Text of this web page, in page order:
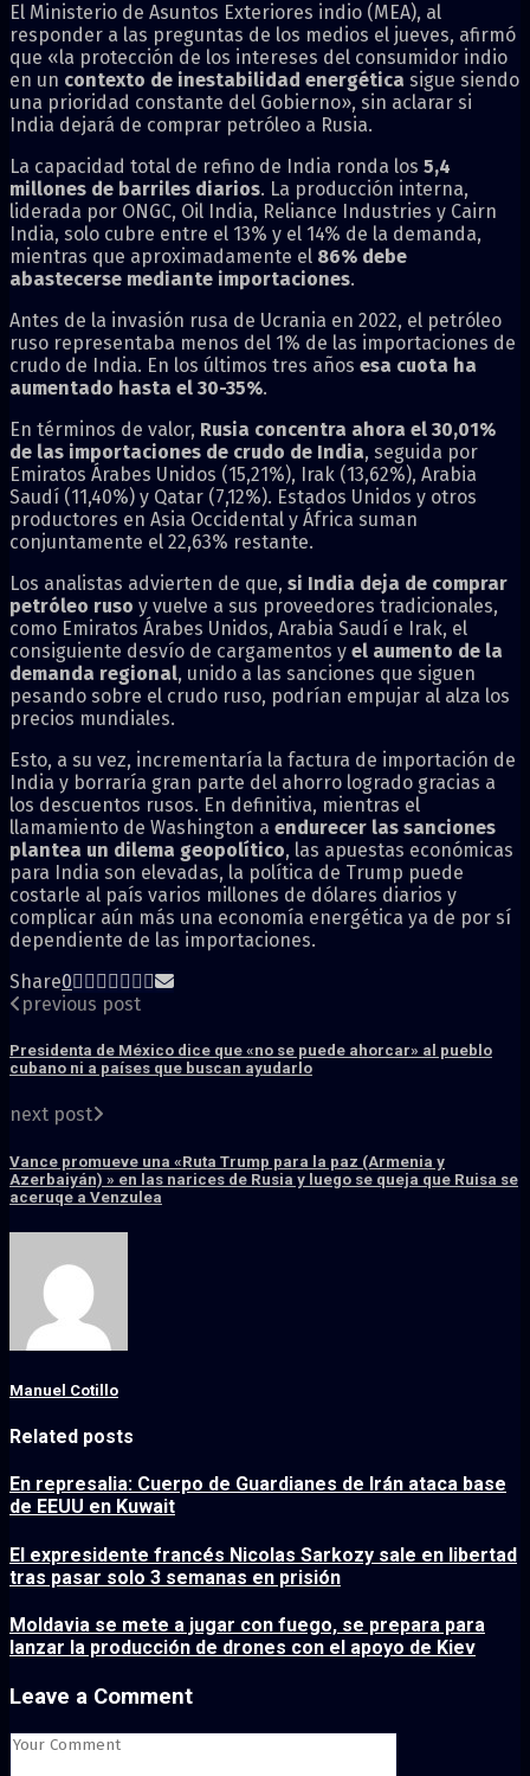
El Ministerio de Asuntos Exteriores indio (MEA), al
responder a las preguntas de los medios el jueves, afirmó
que «la protección de los intereses del consumidor indio
en un contexto de inestabilidad energética sigue siendo
una prioridad constante del Gobierno», sin aclarar si
India dejará de comprar petróleo a Rusia.
La capacidad total de refino de India ronda los 5,4
millones de barriles diarios. La producción interna,
liderada por ONGC, Oil India, Reliance Industries y Cairn
India, solo cubre entre el 13% y el 14% de la demanda,
mientras que aproximadamente el 86% debe
abastecerse mediante importaciones.
Antes de la invasión rusa de Ucrania en 2022, el petróleo
ruso representaba menos del 1% de las importaciones de
crudo de India. En los últimos tres años esa cuota ha
aumentado hasta el 30-35%.
En términos de valor, Rusia concentra ahora el 30,01%
de las importaciones de crudo de India, seguida por
Emiratos Árabes Unidos (15,21%), Irak (13,62%), Arabia
Saudí (11,40%) y Qatar (7,12%). Estados Unidos y otros
productores en Asia Occidental y África suman
conjuntamente el 22,63% restante.
Los analistas advierten de que, si India deja de comprar
petróleo ruso y vuelve a sus proveedores tradicionales,
como Emiratos Árabes Unidos, Arabia Saudí e Irak, el
consiguiente desvío de cargamentos y el aumento de la
demanda regional, unido a las sanciones que siguen
pesando sobre el crudo ruso, podrían empujar al alza los
precios mundiales.
Esto, a su vez, incrementaría la factura de importación de
India y borraría gran parte del ahorro logrado gracias a
los descuentos rusos. En definitiva, mientras el
llamamiento de Washington a endurecer las sanciones
plantea un dilema geopolítico, las apuestas económicas
para India son elevadas, la política de Trump puede
costarle al país varios millones de dólares diarios y
complicar aún más una economía energética ya de por sí
dependiente de las importaciones.
Share0
previous post
Presidenta de México dice que «no se puede ahorcar» al pueblo
cubano ni a países que buscan ayudarlo
next post
Vance promueve una «Ruta Trump para la paz (Armenia y
Azerbaiyán) » en las narices de Rusia y luego se queja que Ruisa se
aceruqe a Venzulea
Manuel Cotillo
Related posts
En represalia: Cuerpo de Guardianes de Irán ataca base
de EEUU en Kuwait
El expresidente francés Nicolas Sarkozy sale en libertad
tras pasar solo 3 semanas en prisión
Moldavia se mete a jugar con fuego, se prepara para
lanzar la producción de drones con el apoyo de Kiev
Leave a Comment